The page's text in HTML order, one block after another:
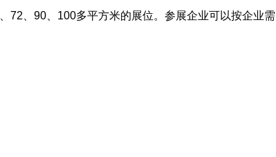
72 、90 、100多平方米的展位。 参展企业可以按企业需